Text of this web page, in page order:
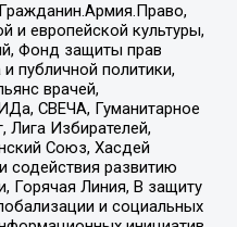
и европейской культуры,
Фонд защиты прав
публичной политики,
врачей,
СВЕЧА, Гуманитарное
Лига Избирателей,
Союз, Хасдей
содействия развитию
Горячая Линия, В защиту
и социальных